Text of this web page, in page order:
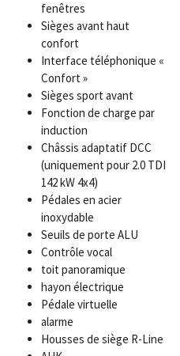
fenêtres
Sièges avant haut
confort
Interface téléphonique «
Confort »
Sièges sport avant
Fonction de charge par
induction
Châssis adaptatif DCC
(uniquement pour 2.0 TDI
142 kW 4x4)
Pédales en acier
inoxydable
Seuils de porte ALU
Contrôle vocal
toit panoramique
hayon électrique
Pédale virtuelle
alarme
Housses de siège R-Line